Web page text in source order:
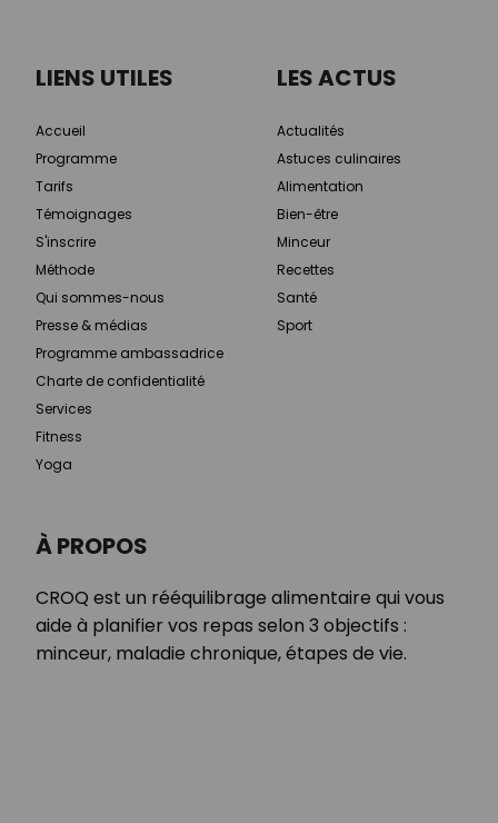
À PROPOS
CROQ est un rééquilibrage alimentaire qui vous
aide à planifier vos repas selon 3 objectifs :
minceur, maladie chronique, étapes de vie.
LIENS UTILES
Accueil
Programme
Tarifs
Témoignages
S'inscrire
Méthode
Qui sommes-nous
Presse & médias
Programme ambassadrice
Charte de confidentialité
Services
Fitness
Yoga
LES ACTUS
Actualités
Astuces culinaires
Alimentation
Bien-être
Minceur
Recettes
Santé
Sport